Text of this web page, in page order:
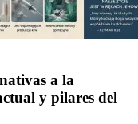
a la
y pilares del